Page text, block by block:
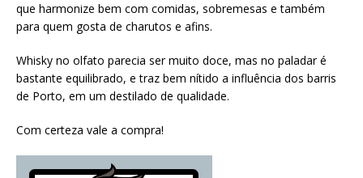
que harmonize bem com comidas, sobremesas e também
para quem gosta de charutos e afins.
Whisky no olfato parecia ser muito doce, mas no paladar é
bastante equilibrado, e traz bem nítido a influência dos barris
de Porto, em um destilado de qualidade.
Com certeza vale a compra!